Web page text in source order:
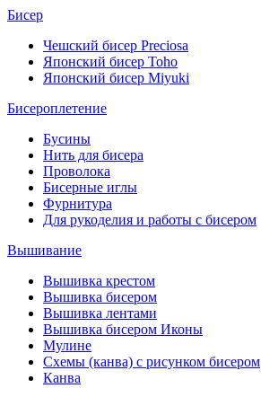
Бисер
Чешский бисер Preciosa
Японский бисер Toho
Японский бисер Miyuki
Бисероплетение
Бусины
Нить для бисера
Проволока
Бисерные иглы
Фурнитура
Для рукоделия и работы с бисером
Вышивание
Вышивка крестом
Вышивка бисером
Вышивка лентами
Вышивка бисером Иконы
Мулине
Схемы (канва) с рисунком бисером
Канва